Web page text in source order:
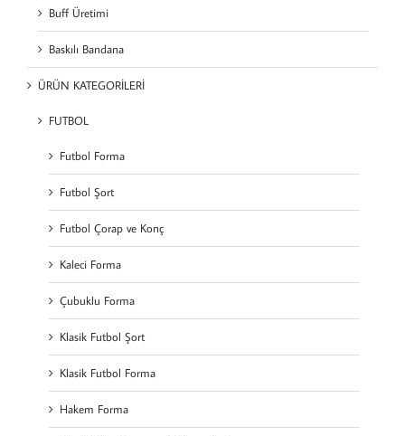
Buff Üretimi
Baskılı Bandana
ÜRÜN KATEGORİLERİ
FUTBOL
Futbol Forma
Futbol Şort
Futbol Çorap ve Konç
Kaleci Forma
Çubuklu Forma
Klasik Futbol Şort
Klasik Futbol Forma
Hakem Forma